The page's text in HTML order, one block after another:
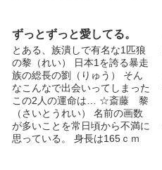
ずっとずっと愛してる。
とある、族潰しで有名な1匹狼
の黎（れい） 日本1を誇る暴走
族の総長の劉（りゅう） そん
なこんなで出会いってしまった
この2人の運命は… ☆斎藤 黎
（さいとうれい） 名前の画数
が多いことを常日頃から不満に
思っている。 身長は165ｃｍ